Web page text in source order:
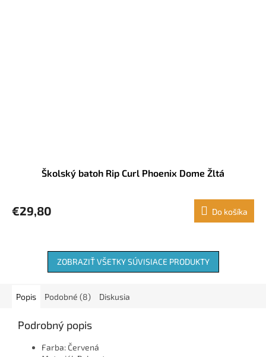
Školský batoh Rip Curl Phoenix Dome Žltá
€29,80 Do košíka
ZOBRAZIŤ VŠETKY SÚVISIACE PRODUKTY
Popis Podobné (8) Diskusia
Podrobný popis
Farba: Červená